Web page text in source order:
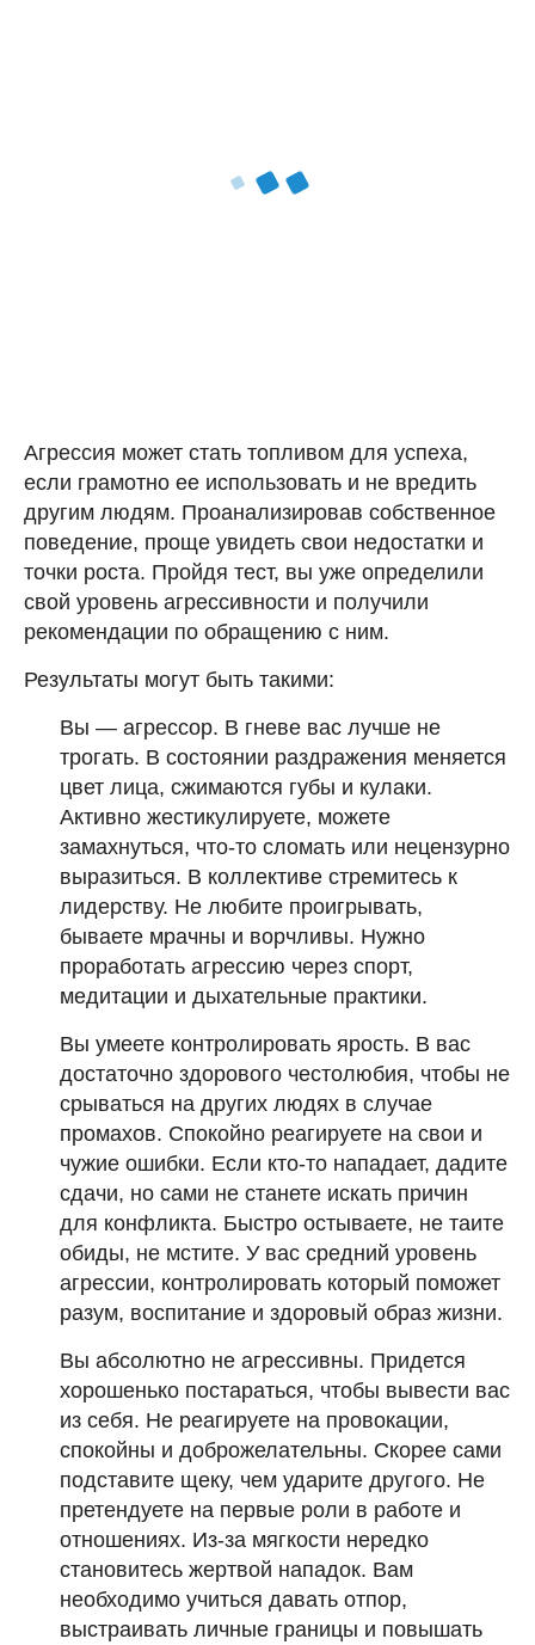
Агрессия может стать топливом для успеха,
если грамотно ее использовать и не вредить
другим людям. Проанализировав собственное
поведение, проще увидеть свои недостатки и
точки роста. Пройдя тест, вы уже определили
свой уровень агрессивности и получили
рекомендации по обращению с ним.
Результаты могут быть такими:
Вы — агрессор. В гневе вас лучше не
трогать. В состоянии раздражения меняется
цвет лица, сжимаются губы и кулаки.
Активно жестикулируете, можете
замахнуться, что-то сломать или нецензурно
выразиться. В коллективе стремитесь к
лидерству. Не любите проигрывать,
бываете мрачны и ворчливы. Нужно
проработать агрессию через спорт,
медитации и дыхательные практики.
Вы умеете контролировать ярость. В вас
достаточно здорового честолюбия, чтобы не
срываться на других людях в случае
промахов. Спокойно реагируете на свои и
чужие ошибки. Если кто-то нападает, дадите
сдачи, но сами не станете искать причин
для конфликта. Быстро остываете, не таите
обиды, не мстите. У вас средний уровень
агрессии, контролировать который поможет
разум, воспитание и здоровый образ жизни.
Вы абсолютно не агрессивны. Придется
хорошенько постараться, чтобы вывести вас
из себя. Не реагируете на провокации,
спокойны и доброжелательны. Скорее сами
подставите щеку, чем ударите другого. Не
претендуете на первые роли в работе и
отношениях. Из-за мягкости нередко
становитесь жертвой нападок. Вам
необходимо учиться давать отпор,
выстраивать личные границы и повышать